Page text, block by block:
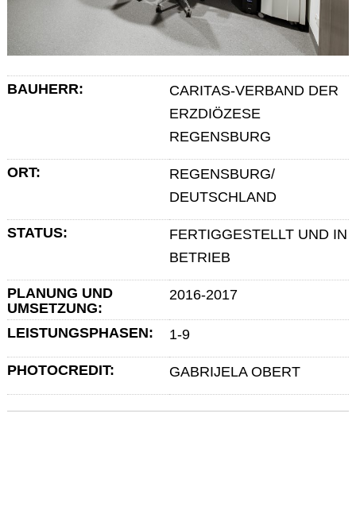
BAUHERR:
CARITAS-VERBAND DER
ERZDIÖZESE
REGENSBURG
ORT:
REGENSBURG/
DEUTSCHLAND
STATUS:
FERTIGGESTELLT UND IN
BETRIEB
PLANUNG UND
UMSETZUNG:
2016-2017
LEISTUNGSPHASEN: 1-9
PHOTOCREDIT: GABRIJELA OBERT